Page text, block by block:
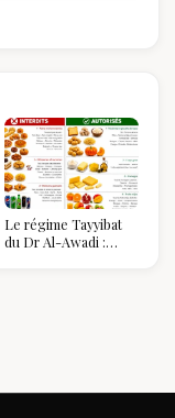
Le régime Tayyibat
du Dr Al-Awadi :